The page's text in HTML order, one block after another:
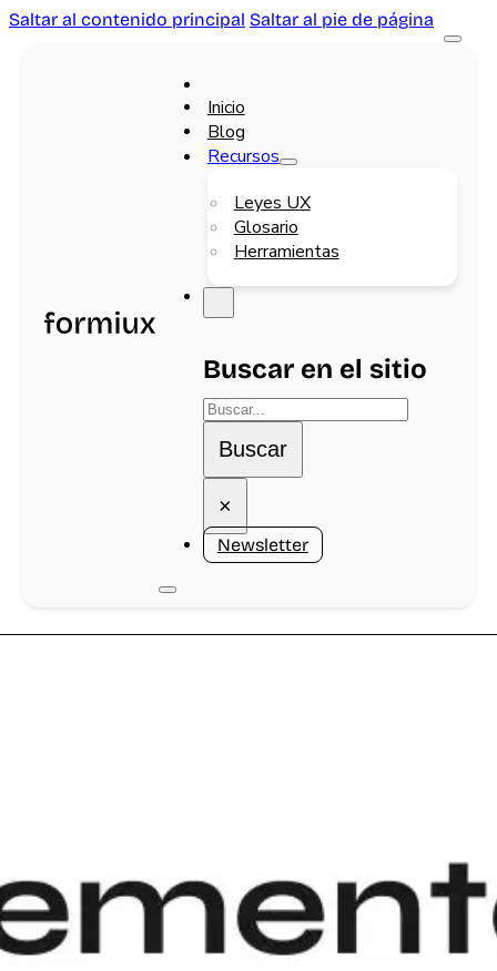
Saltar al contenido principal Saltar al pie de página
Inicio
Blog
Recursos
Leyes UX
Glosario
Herramientas
Buscar en el sitio
Buscar
Buscar
×
Newsletter